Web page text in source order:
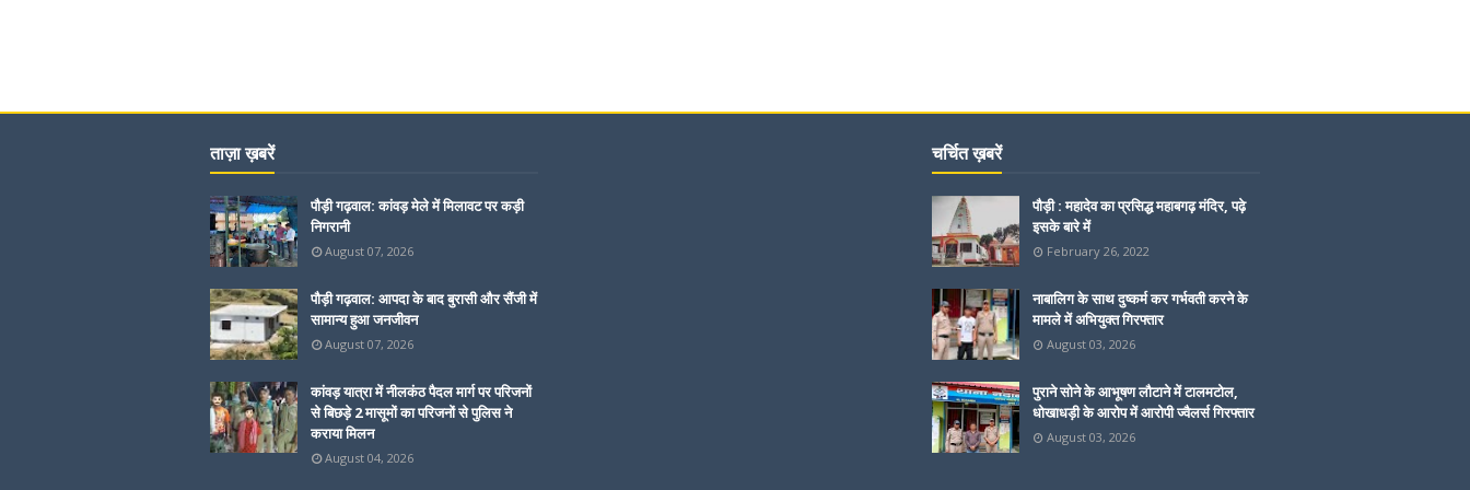
ताज़ा ख़बरें
पौड़ी गढ़वाल: कांवड़ मेले में मिलावट पर कड़ी
निगरानी
August 07, 2026
पौड़ी गढ़वाल: आपदा के बाद बुरासी और सैंजी में
सामान्य हुआ जनजीवन
August 07, 2026
कांवड़ यात्रा में नीलकंठ पैदल मार्ग पर परिजनों
से बिछड़े 2 मासूमों का परिजनों से पुलिस ने
कराया मिलन
August 04, 2026
चर्चित ख़बरें
पौड़ी : महादेव का प्रसिद्ध महाबगढ़ मंदिर, पढ़े
इसके बारे में
February 26, 2022
नाबालिग के साथ दुष्कर्म कर गर्भवती करने के
मामले में अभियुक्त गिरफ्तार
August 03, 2026
पुराने सोने के आभूषण लौटाने में टालमटोल,
धोखाधड़ी के आरोप में आरोपी ज्वैलर्स गिरफ्तार
August 03, 2026